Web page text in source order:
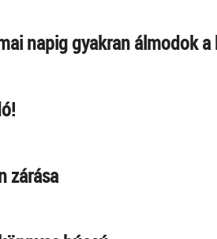
napig gyakran álmodok
zárása